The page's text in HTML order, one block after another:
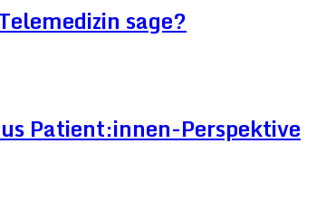
sage?
Patient:innen-Perspektive